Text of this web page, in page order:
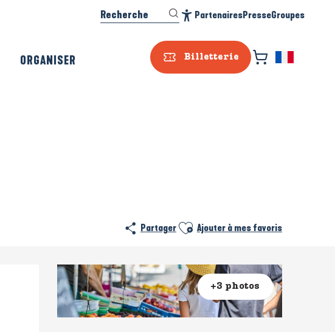
Billetterie
Recherche PartenairesPresseGroupes
ORGANISER
Partager Ajouter aux favoris
Ajouter à mes favoris
+3 photos